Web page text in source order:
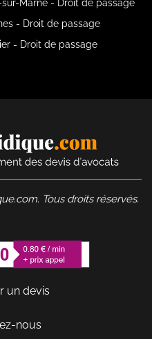
Marne - Droit de passage
- Droit de passage
- Droit de passage
Tous droits réservés.
un devis
nous